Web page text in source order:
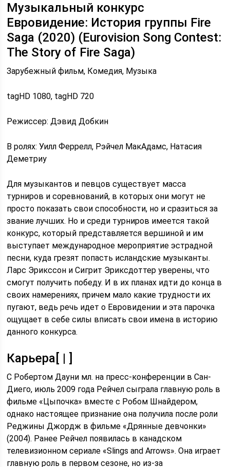
Музыкальный конкурс
Евровидение: История группы Fire
Saga (2020) (Eurovision Song Contest:
The Story of Fire Saga)
Зарубежный фильм, Комедия, Музыка
tagHD 1080, tagHD 720
Режиссер: Дэвид Добкин
В ролях: Уилл Феррелл, Рэйчел МакАдамс, Натасия
Деметриу
Для музыкантов и певцов существует масса
турниров и соревнований, в которых они могут не
просто показать свои способности, но и сразиться за
звание лучших. Но и среди турниров имеется такой
конкурс, который представляется вершиной и им
выступает международное мероприятие эстрадной
песни, куда грезят попасть исландские музыканты.
Ларс Эрикссон и Сигрит Эриксдоттер уверены, что
смогут получить победу. И в их планах идти до конца в
своих намерениях, причем мало какие трудности их
пугают, ведь речь идет о Евровидении и эта парочка
ощущает в себе силы вписать свои имена в историю
данного конкурса.
Карьера[ | ]
С Робертом Дауни мл. на пресс-конференции в Сан-
Диего, июль 2009 года Рейчел сыграла главную роль в
фильме «Цыпочка» вместе с Робом Шнайдером,
однако настоящее признание она получила после роли
Реджины Джордж в фильме «Дрянные девчонки»
(2004). Ранее Рейчел появилась в канадском
телевизионном сериале «Slings and Arrows». Она играет
главную роль в первом сезоне, но из-за